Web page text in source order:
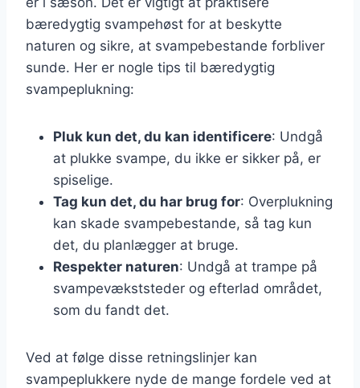
bæredygtig svampehøst for at beskytte
naturen og sikre, at svampebestande forbliver
sunde. Her er nogle tips til bæredygtig
svampeplukning:
Pluk kun det, du kan identificere: Undgå
at plukke svampe, du ikke er sikker på, er
spiselige.
Tag kun det, du har brug for: Overplukning
kan skade svampebestande, så tag kun
det, du planlægger at bruge.
Respekter naturen: Undgå at trampe på
svampevækststeder og efterlad området,
som du fandt det.
Ved at følge disse retningslinjer kan
svampeplukkere nyde de mange fordele ved at